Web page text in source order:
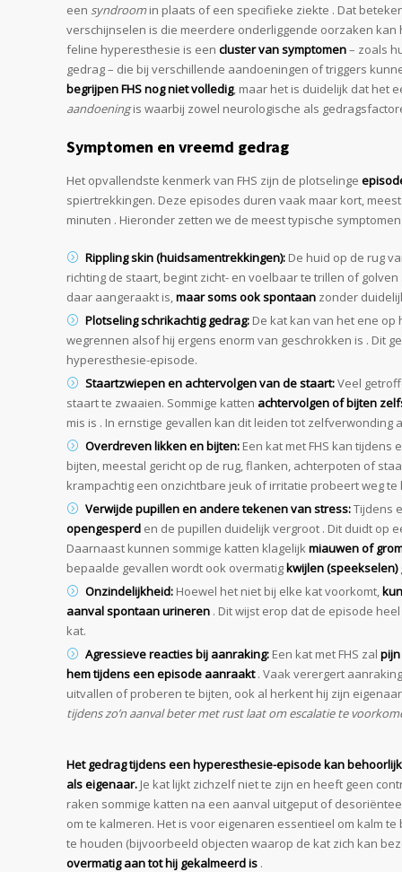
een syndroomin plaats of een specifieke ziekte . Dat
verschijnselen is die meerdere onderliggende oorzaken
feline hyperesthesie is een cluster van symptomen– zoals
gedrag – die bij verschillende aandoeningen of triggers
begrijpen FHS nog niet volledig, maar het is duidelijk dat het
aandoeningis waarbij zowel neurologische als
Symptomen en vreemd gedrag
Het opvallendste kenmerk van FHS zijn de plotselinge
spiertrekkingen. Deze episodes duren vaak maar kort,
minuten . Hieronder zetten we de meest typische
Rippling skin (huidsamentrekkingen): De huid op de rug
richting de staart, begint zicht- en voelbaar te trillen of
daar aangeraakt is,maar soms ook spontaan zonder
Plotseling schrikachtig gedrag: De kat kan van het ene
wegrennen alsof hij ergens enorm van geschrokken is . Dit
hyperesthesie-episode.
Staartzwiepen en achtervolgen van de staart:Veel
staart te zwaaien. Sommige katten achtervolgen of bijten
mis is . In ernstige gevallen kan dit leiden tot zelfverwonding
Overdreven likken en bijten: Een kat met FHS kan
bijten, meestal gericht op de rug, flanken, achterpoten of
krampachtig een onzichtbare jeuk of irritatie probeert weg te
Verwijde pupillen en andere tekenen van stress:Tijdens
opengesperd en de pupillen duidelijk vergroot . Dit duidt op
Daarnaast kunnen sommige katten klagelijkmiauwen of
bepaalde gevallen wordt ook overmatigkwijlen (speekselen)
Onzindelijkheid: Hoewel het niet bij elke kat voorkomt,
aanval spontaan urineren . Dit wijst erop dat de episode
kat.
Agressieve reacties bij aanraking: Een kat met FHS zal
hem tijdens een episode aanraakt. Vaak verergert
uitvallen of proberen te bijten, ook al herkent hij zijn
tijdens zo’n aanval beter met rust laat om escalatie te
Het gedrag tijdens een hyperesthesie-episode kan
als eigenaar. Je kat lijkt zichzelf niet te zijn en heeft geen
raken sommige katten na een aanval uitgeput of
om te kalmeren. Het is voor eigenaren essentieel om kalm
te houden (bijvoorbeeld objecten waarop de kat zich kan
overmatig aan tot hij gekalmeerd is .